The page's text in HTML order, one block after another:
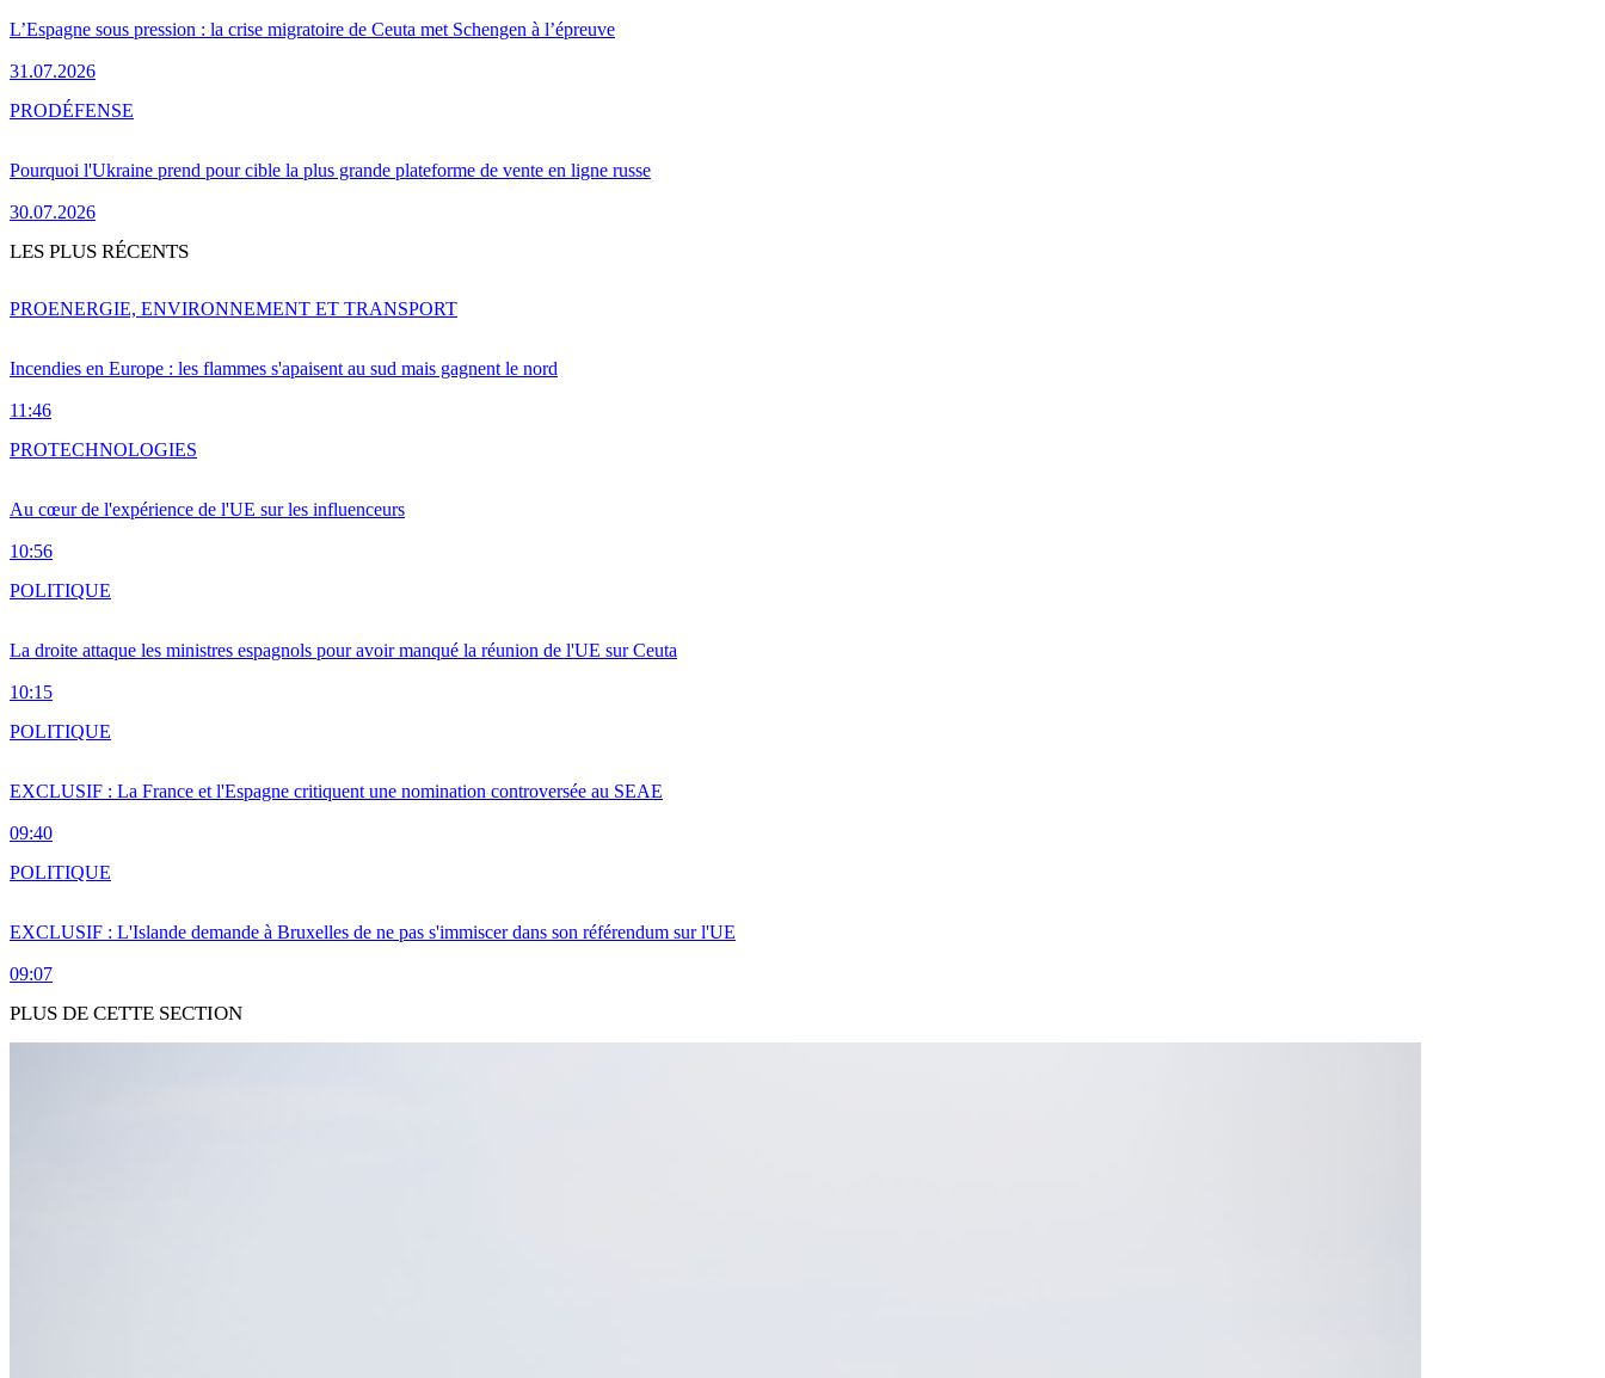
L’Espagne sous pression : la crise migratoire de Ceuta met Schengen à l’épreuve
31.07.2026
Pourquoi l'Ukraine prend pour cible la plus grande plateforme de vente en ligne russe
30.07.2026
PRODÉFENSE
LES PLUS RÉCENTS
Incendies en Europe : les flammes s'apaisent au sud mais gagnent le nord
11:46
PROENERGIE, ENVIRONNEMENT ET TRANSPORT
Au cœur de l'expérience de l'UE sur les influenceurs
10:56
PROTECHNOLOGIES
La droite attaque les ministres espagnols pour avoir manqué la réunion de l'UE sur Ceuta
10:15
POLITIQUE
EXCLUSIF : La France et l'Espagne critiquent une nomination controversée au SEAE
09:40
POLITIQUE
EXCLUSIF : L'Islande demande à Bruxelles de ne pas s'immiscer dans son référendum sur l'UE
09:07
POLITIQUE
PLUS DE CETTE SECTION